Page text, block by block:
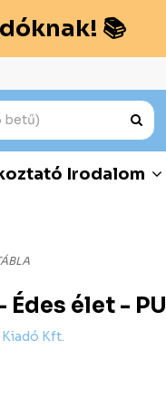
📚
Irodalom
Édes élet -
Kft.